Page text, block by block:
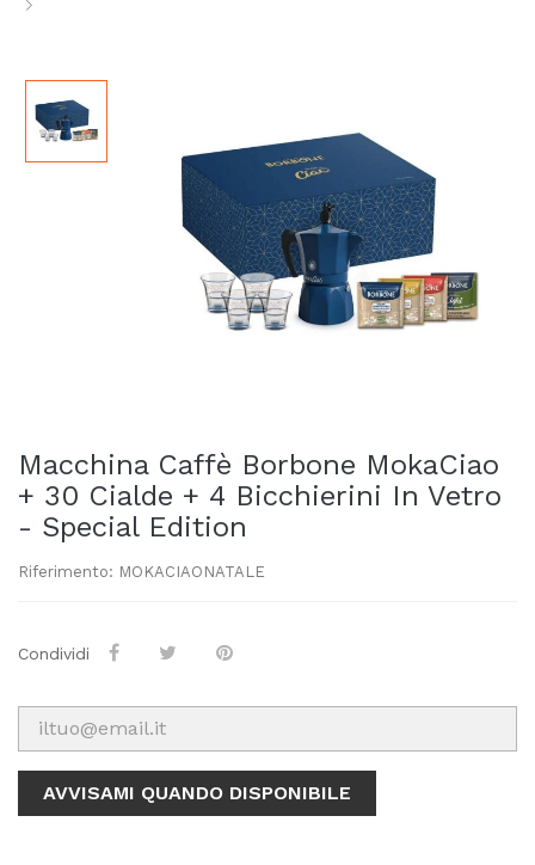
Macchina Caffè Borbone MokaCiao
+ 30 Cialde + 4 Bicchierini In Vetro
- Special Edition
Riferimento: MOKACIAONATALE
Condividi
AVVISAMI QUANDO DISPONIBILE